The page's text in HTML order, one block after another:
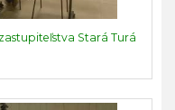
Stará Turá